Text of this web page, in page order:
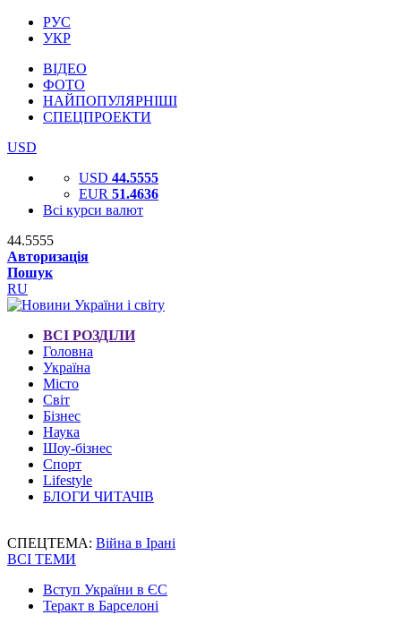
РУС
УКР
ВІДЕО
ФОТО
НАЙПОПУЛЯРНІШІ
СПЕЦПРОЕКТИ
USD
USD 44.5555
EUR 51.4636
Всі курси валют
44.5555
Авторизація
Пошук
RU
ВСІ РОЗДІЛИ
Головна
Україна
Місто
Світ
Бізнес
Наука
Шоу-бізнес
Спорт
Lifestyle
БЛОГИ ЧИТАЧІВ
СПЕЦТЕМА: Війна в Ірані
ВСІ ТЕМИ
Вступ України в ЄС
Теракт в Барселоні